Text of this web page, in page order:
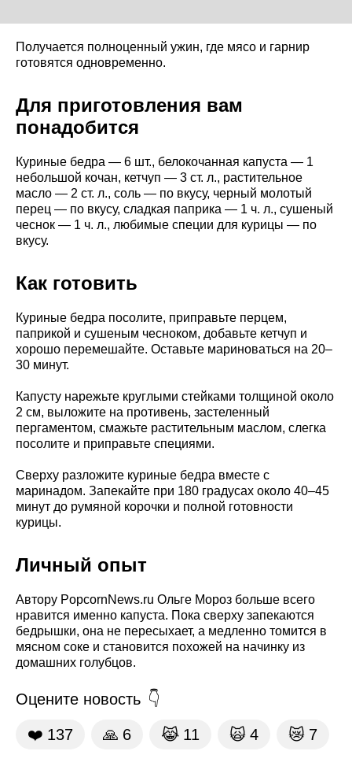
Получается полноценный ужин, где мясо и гарнир
готовятся одновременно.
Для приготовления вам
понадобится
Куриные бедра — 6 шт., белокочанная капуста — 1
небольшой кочан, кетчуп — 3 ст. л., растительное
масло — 2 ст. л., соль — по вкусу, черный молотый
перец — по вкусу, сладкая паприка — 1 ч. л., сушеный
чеснок — 1 ч. л., любимые специи для курицы — по
вкусу.
Как готовить
Куриные бедра посолите, приправьте перцем,
паприкой и сушеным чесноком, добавьте кетчуп и
хорошо перемешайте. Оставьте мариноваться на 20–
30 минут.
Капусту нарежьте круглыми стейками толщиной около
2 см, выложите на противень, застеленный
пергаментом, смажьте растительным маслом, слегка
посолите и приправьте специями.
Сверху разложите куриные бедра вместе с
маринадом. Запекайте при 180 градусах около 40–45
минут до румяной корочки и полной готовности
курицы.
Личный опыт
Автору PopcornNews.ru Ольге Мороз больше всего
нравится именно капуста. Пока сверху запекаются
бедрышки, она не пересыхает, а медленно томится в
мясном соке и становится похожей на начинку из
домашних голубцов.
Оцените новость
❤️ 137 🙏 6 😹 11 🙀 4 😿 7